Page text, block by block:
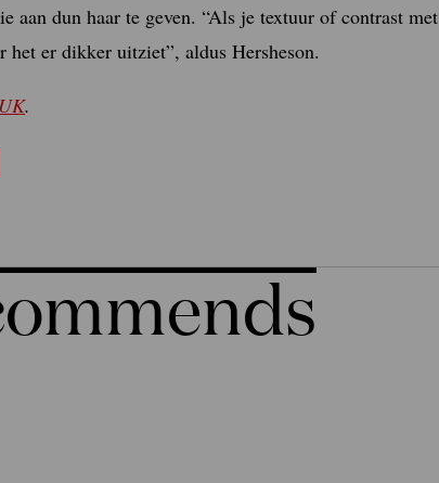
aan dun haar te geven. “Als je textuur of contrast met
er dikker uitziet”, aldus Hersheson.
.